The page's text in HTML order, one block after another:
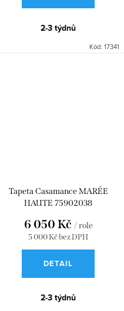
2-3 týdnů
Kód: 17341
Tapeta Casamance MARÉE
HAUTE 75902038
5 000 Kč bez DPH
6 050 Kč / role
DETAIL
2-3 týdnů